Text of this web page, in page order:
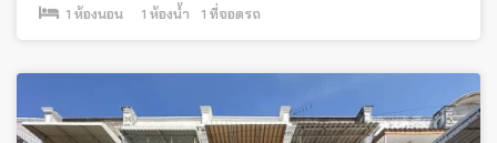
1 ห้องนอน 1 ห้องน้ำ 1 ที่จอดรถ